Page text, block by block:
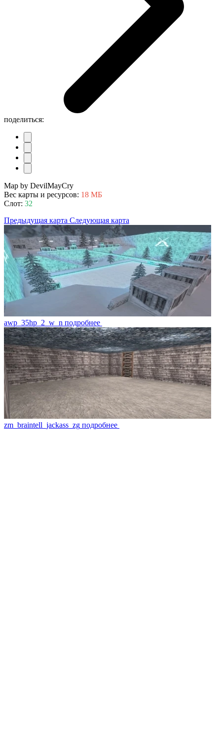
поделиться:
Map by DevilMayCry
Вес карты и ресурсов: 18 МБ
Слот: 32
Предыдущая карта Следующая карта
awp_35hp_2_w_n подробнее
zm_braintell_jackass_zg подробнее